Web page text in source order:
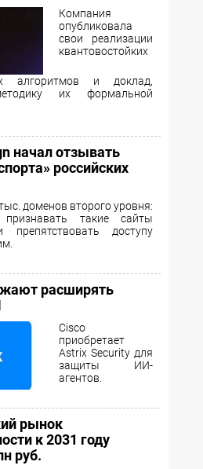
Компания
опубликовала
свои реализации
квантовостойких
алгоритмов и доклад,
их формальной
начал отзывать
российских
доменов второго уровня:
такие сайты
препятствовать доступу
расширять
Cisco
приобретает
Astrix Security для
защиты ИИ-
агентов.
рынок
к 2031 году
руб.